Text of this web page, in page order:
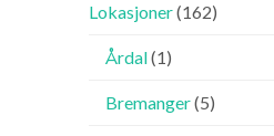
Lokasjoner(162)
Årdal(1)
Bremanger(5)